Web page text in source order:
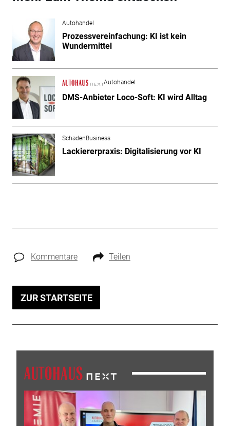
Autohandel
Prozessvereinfachung: KI ist kein
Wundermittel
Autohandel
DMS-Anbieter Loco-Soft: KI wird Alltag
SchadenBusiness
Lackiererpraxis: Digitalisierung vor KI
Kommentare Teilen
ZUR STARTSEITE